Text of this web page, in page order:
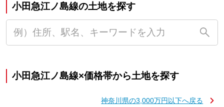
小田急江ノ島線の土地を探す
小田急江ノ島線×価格帯から土地を探す
神奈川県の3,000万円以下へ戻る